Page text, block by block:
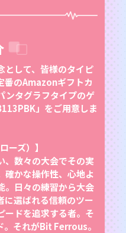
として、皆様のタイピ
番のAmazonギフトカ
ンタグラフタイプのゲ
」をご用意しま
ーズ）】
、数々の大会でその実
確かな操作性、心地よ
。日々の練習から大会
に選ばれる信頼のツー
ードを追求する者。そ
。それがBit Ferrous。